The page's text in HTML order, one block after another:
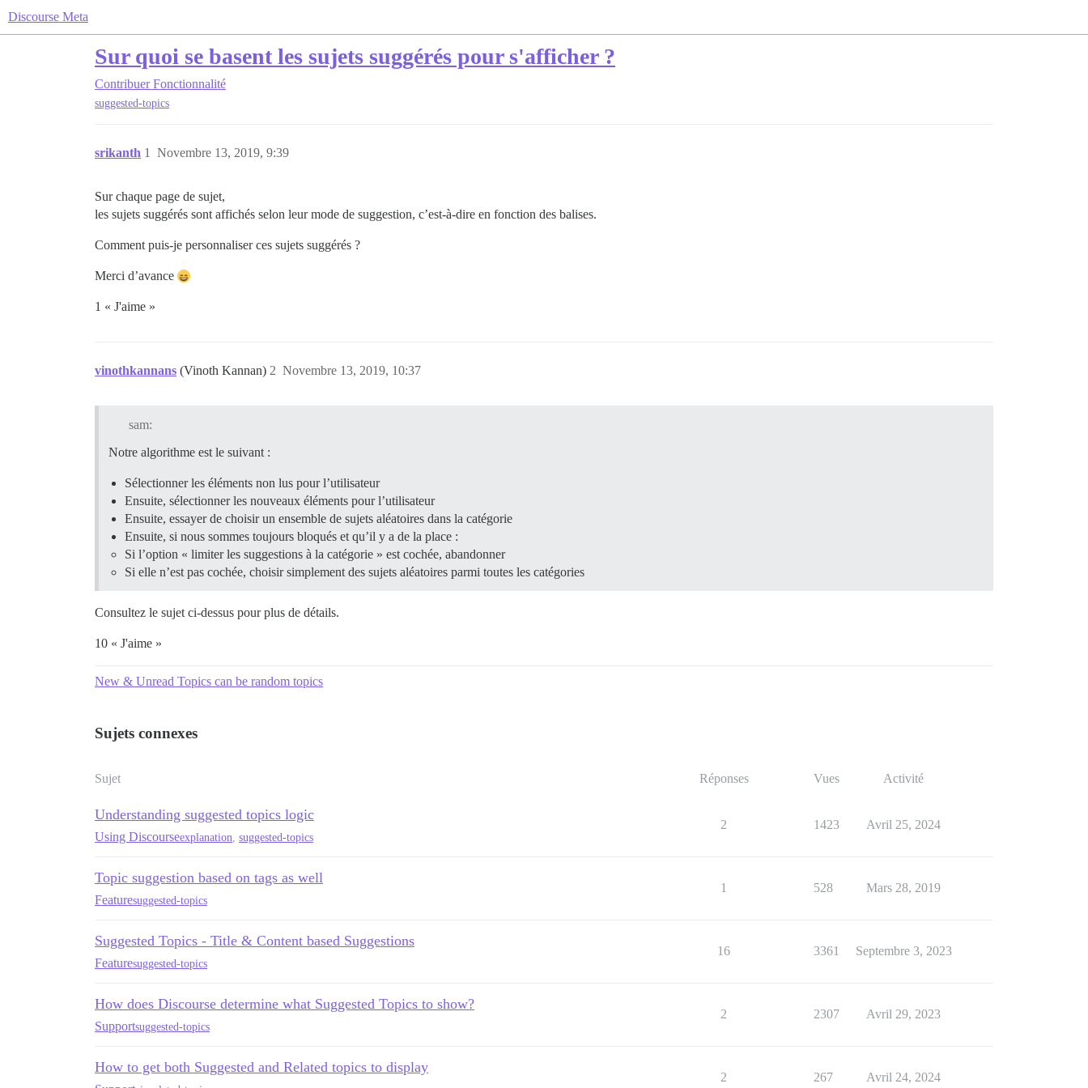
Discourse Meta
Sur quoi se basent les sujets suggérés pour s'afficher ?
Contribuer Fonctionnalité
suggested-topics
srikanth Novembre 13, 2019, 9:39
1
Sur chaque page de sujet,
les sujets suggérés sont affichés selon leur mode de suggestion, c’est-à-dire en fonction des balises.
Comment puis-je personnaliser ces sujets suggérés ?
Merci d’avance
1 « J'aime »
vinothkannans (Vinoth Kannan) Novembre 13, 2019, 10:37
2
sam:
Notre algorithme est le suivant :
Sélectionner les éléments non lus pour l’utilisateur
Ensuite, sélectionner les nouveaux éléments pour l’utilisateur
Ensuite, essayer de choisir un ensemble de sujets aléatoires dans la catégorie
Ensuite, si nous sommes toujours bloqués et qu’il y a de la place :
Si l’option « limiter les suggestions à la catégorie » est cochée, abandonner
Si elle n’est pas cochée, choisir simplement des sujets aléatoires parmi toutes les catégories
Consultez le sujet ci-dessus pour plus de détails.
10 « J'aime »
New & Unread Topics can be random topics
Sujets connexes
Sujet Réponses Vues Activité
Understanding suggested topics logic
Using Discourseexplanation suggested-topics
2 1423 Avril 25, 2024
Topic suggestion based on tags as well
Featuresuggested-topics
1 528 Mars 28, 2019
Suggested Topics - Title & Content based Suggestions
Featuresuggested-topics
16 3361 Septembre 3, 2023
How does Discourse determine what Suggested Topics to show?
Supportsuggested-topics
2 2307 Avril 29, 2023
How to get both Suggested and Related topics to display
2 267 Avril 24, 2024